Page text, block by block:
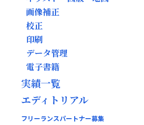
画像補正
校正
印刷
データ管理
電子書籍
実績一覧
エディトリアル
フリーランスパートナー募集